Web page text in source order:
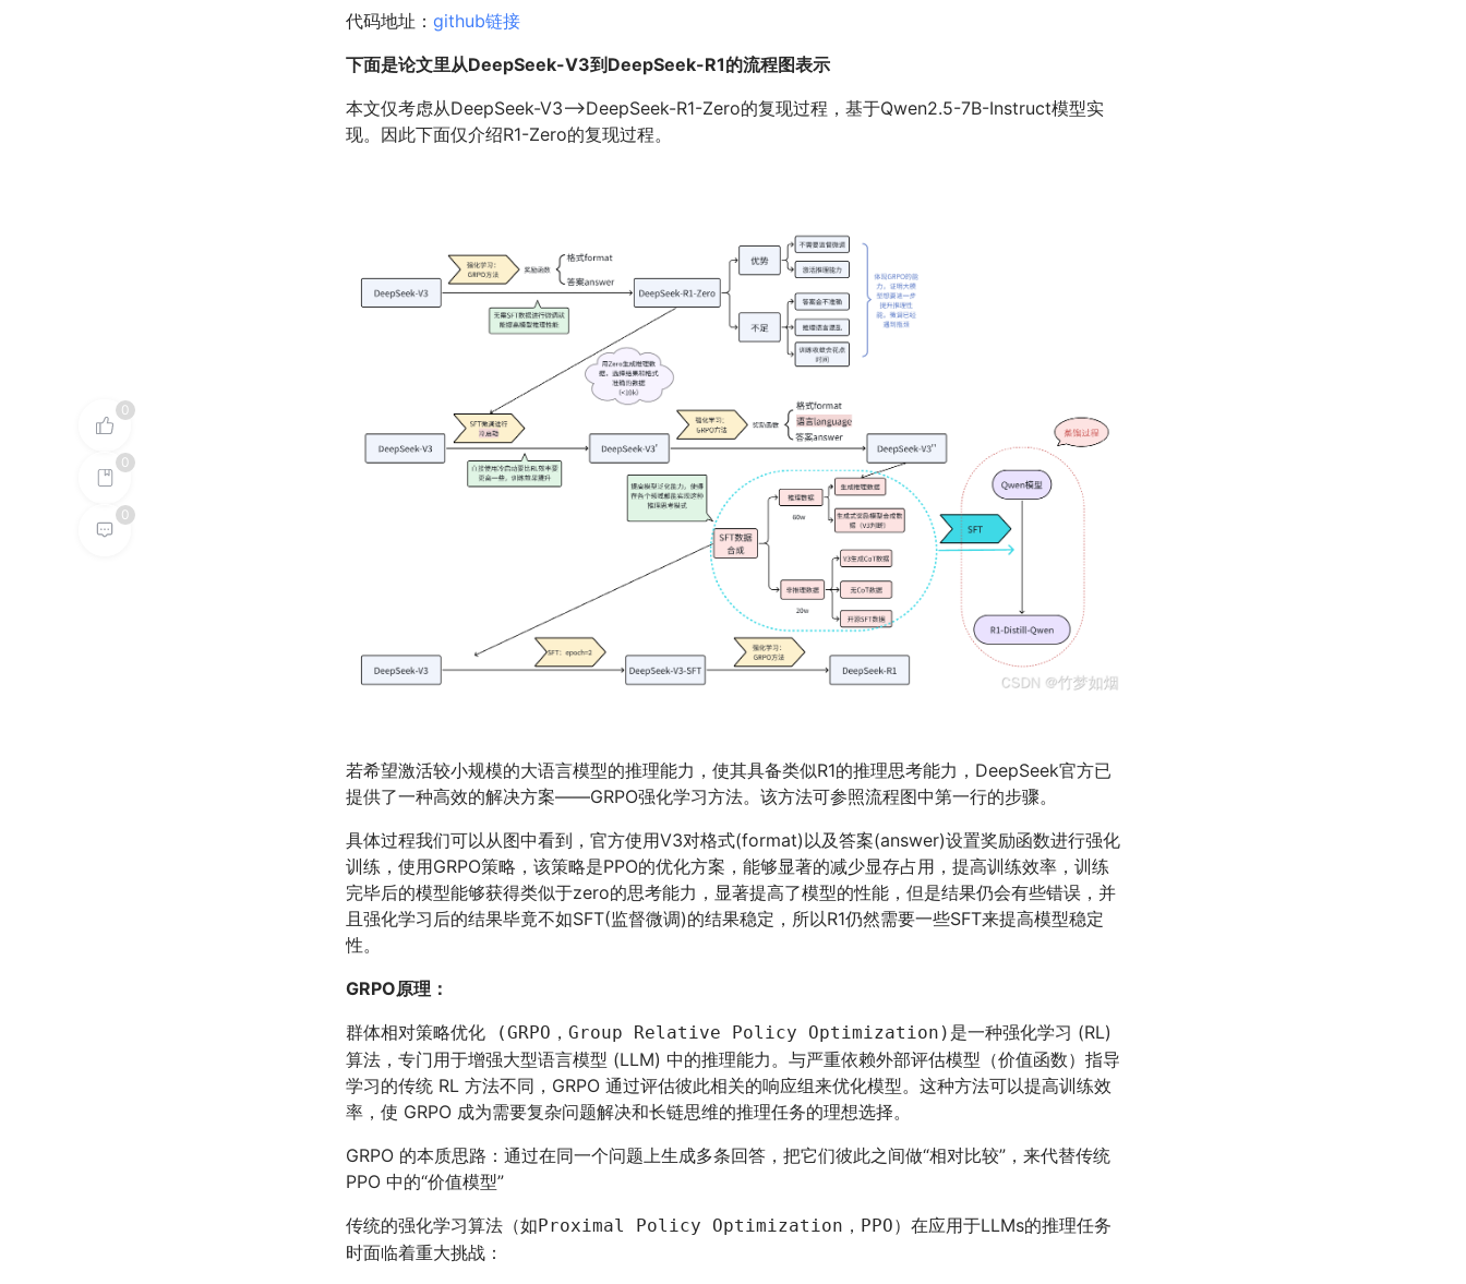
0
0
0
代码地址： github链接
下面是论文里从DeepSeek-V3到DeepSeek-R1的流程图表示
本文仅考虑从DeepSeek-V3—>DeepSeek-R1-Zero的复现过程，基于Qwen2.5-7B-Instruct模型实
现。因此下面仅介绍R1-Zero的复现过程。
若希望激活较小规模的大语言模型的推理能力，使其具备类似R1的推理思考能力，DeepSeek官方已
提供了一种高效的解决方案——GRPO强化学习方法。该方法可参照流程图中第一行的步骤。
具体过程我们可以从图中看到，官方使用V3对格式(format)以及答案(answer)设置奖励函数进行强化
训练，使用GRPO策略，该策略是PPO的优化方案，能够显著的减少显存占用，提高训练效率，训练
完毕后的模型能够获得类似于zero的思考能力，显著提高了模型的性能，但是结果仍会有些错误，并
且强化学习后的结果毕竟不如SFT(监督微调)的结果稳定，所以R1仍然需要一些SFT来提高模型稳定
性。
GRPO原理：
群体相对策略优化 (GRPO，Group Relative Policy Optimization) 是一种强化学习 (RL)
算法，专门用于增强大型语言模型 (LLM) 中的推理能力。与严重依赖外部评估模型（价值函数）指导
学习的传统 RL 方法不同，GRPO 通过评估彼此相关的响应组来优化模型。这种方法可以提高训练效
率，使 GRPO 成为需要复杂问题解决和长链思维的推理任务的理想选择。
GRPO 的本质思路：通过在同一个问题上生成多条回答，把它们彼此之间做“相对比较”，来代替传统
PPO 中的“价值模型”
传统的强化学习算法（如Proximal Policy Optimization，PPO） 在应用于LLMs的推理任务
时面临着重大挑战：